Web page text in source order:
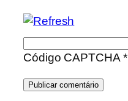
Código CAPTCHA*